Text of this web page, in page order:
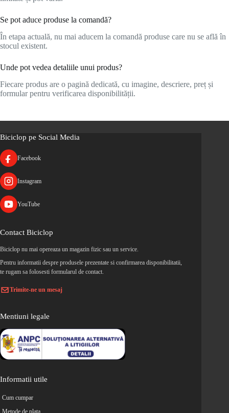
Se pot aduce produse la comandă?
În etapa actuală, nu mai aducem la comandă produse care nu se află în
stocul existent.
Unde pot vedea detaliile unui produs?
Fiecare produs are o pagină dedicată, cu imagine, descriere, preț și
formular pentru verificarea disponibilității.
Biciclop pe Social Media
Facebook
Instagram
YouTube
Contact Biciclop
Biciclop nu mai opereaza un magazin fizic sau un service.
Pentru informatii despre produsele prezentate si confirmarea disponibilitatii,
te rugam sa folosesti formularul de contact.
Trimite-ne un mesaj
Mentiuni legale
Informatii utile
Cum cumpar
Metode de plata